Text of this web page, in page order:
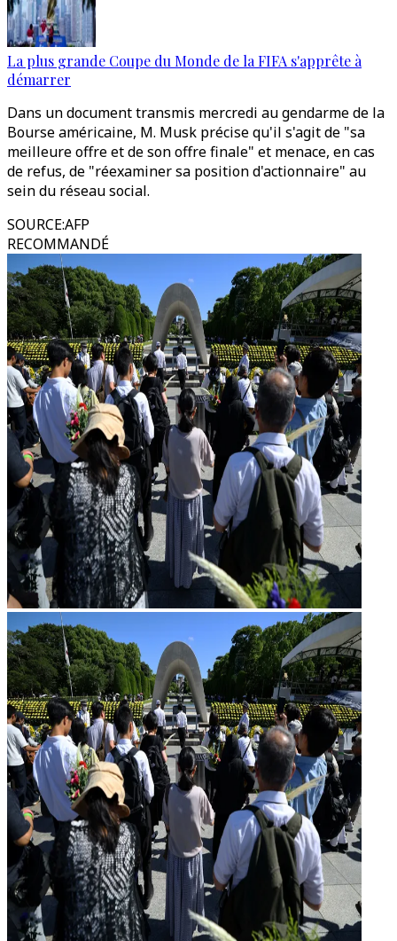
La plus grande Coupe du Monde de la FIFA s'apprête à
démarrer
Dans un document transmis mercredi au gendarme de la
Bourse américaine, M. Musk précise qu'il s'agit de "sa
meilleure offre et de son offre finale" et menace, en cas
de refus, de "réexaminer sa position d'actionnaire" au
sein du réseau social.
SOURCE:AFP
RECOMMANDÉ